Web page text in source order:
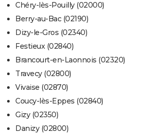
Chéry-lès-Pouilly (02000)
Berry-au-Bac (02190)
Dizy-le-Gros (02340)
Festieux (02840)
Brancourt-en-Laonnois (02320)
Travecy (02800)
Vivaise (02870)
Coucy-lès-Eppes (02840)
Gizy (02350)
Danizy (02800)